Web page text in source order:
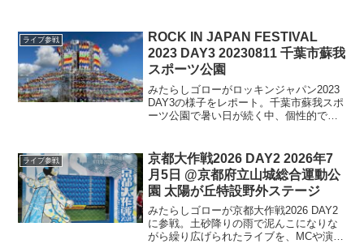
ライブ参戦
ROCK IN JAPAN FESTIVAL
2023 DAY3 20230811 千葉市蘇我
スポーツ公園
みたらしゴローがロッキンジャパン2023
DAY3の様子をレポート。千葉市蘇我スポ
ーツ公園で暑い日が続く中、個性的であ
します、興奮と期待に満ちた三日目を詳
しく紹介する。
ライブ参戦
京都大作戦2026 DAY2 2026年7
月5日 @京都府立山城総合運動公
園 太陽が丘特設野外ステージ
みたらしゴローが京都大作戦2026 DAY2
に参戦。土砂降りの雨で泥んこになりな
がら繰り広げられたライブを、MCや演